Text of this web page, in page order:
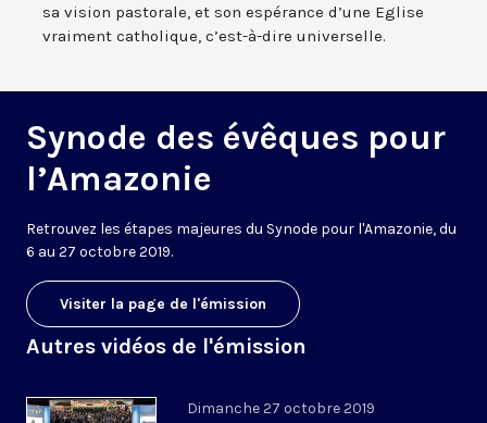
sa vision pastorale, et son espérance d’une Eglise
vraiment catholique, c’est-à-dire universelle.
Synode des évêques pour
l’Amazonie
Retrouvez les étapes majeures du Synode pour l'Amazonie, du
6 au 27 octobre 2019.
Visiter la page de l'émission
Autres vidéos de l'émission
Dimanche 27 octobre 2019